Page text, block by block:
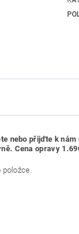
nebo přijďte k
Cena opravy
položce.